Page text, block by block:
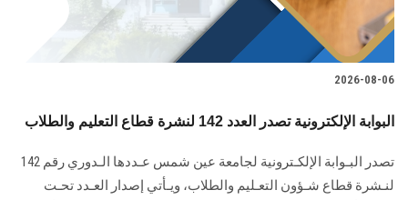
2026-08-06
البوابة الإلكترونية تصدر العدد 142 لنشرة قطاع التعليم والطلاب
تصدر البـوابة الإلكـترونية لجامعة عين شمس عـددها الـدوري رقم 142
لنـشرة قطاع شـؤون التعـليم ‏والطلاب‎، ويـأتي إصدار العـدد تحـت